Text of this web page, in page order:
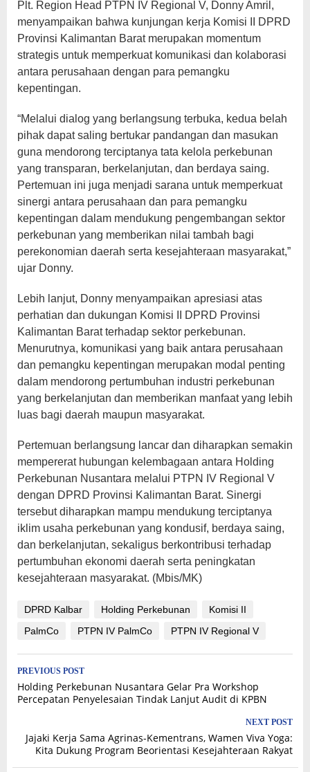
Plt. Region Head PTPN IV Regional V, Donny Amril,
menyampaikan bahwa kunjungan kerja Komisi II DPRD
Provinsi Kalimantan Barat merupakan momentum
strategis untuk memperkuat komunikasi dan kolaborasi
antara perusahaan dengan para pemangku
kepentingan.
“Melalui dialog yang berlangsung terbuka, kedua belah
pihak dapat saling bertukar pandangan dan masukan
guna mendorong terciptanya tata kelola perkebunan
yang transparan, berkelanjutan, dan berdaya saing.
Pertemuan ini juga menjadi sarana untuk memperkuat
sinergi antara perusahaan dan para pemangku
kepentingan dalam mendukung pengembangan sektor
perkebunan yang memberikan nilai tambah bagi
perekonomian daerah serta kesejahteraan masyarakat,”
ujar Donny.
Lebih lanjut, Donny menyampaikan apresiasi atas
perhatian dan dukungan Komisi II DPRD Provinsi
Kalimantan Barat terhadap sektor perkebunan.
Menurutnya, komunikasi yang baik antara perusahaan
dan pemangku kepentingan merupakan modal penting
dalam mendorong pertumbuhan industri perkebunan
yang berkelanjutan dan memberikan manfaat yang lebih
luas bagi daerah maupun masyarakat.
Pertemuan berlangsung lancar dan diharapkan semakin
mempererat hubungan kelembagaan antara Holding
Perkebunan Nusantara melalui PTPN IV Regional V
dengan DPRD Provinsi Kalimantan Barat. Sinergi
tersebut diharapkan mampu mendukung terciptanya
iklim usaha perkebunan yang kondusif, berdaya saing,
dan berkelanjutan, sekaligus berkontribusi terhadap
pertumbuhan ekonomi daerah serta peningkatan
kesejahteraan masyarakat. (Mbis/MK)
DPRD Kalbar Holding Perkebunan
Komisi II
PalmCo
PTPN IV PalmCo PTPN IV Regional V
Post
navigation
PREVIOUS POST
Holding Perkebunan Nusantara Gelar Pra Workshop
Percepatan Penyelesaian Tindak Lanjut Audit di KPBN
NEXT POST
Jajaki Kerja Sama Agrinas-Kementrans, Wamen Viva Yoga:
Kita Dukung Program Beorientasi Kesejahteraan Rakyat